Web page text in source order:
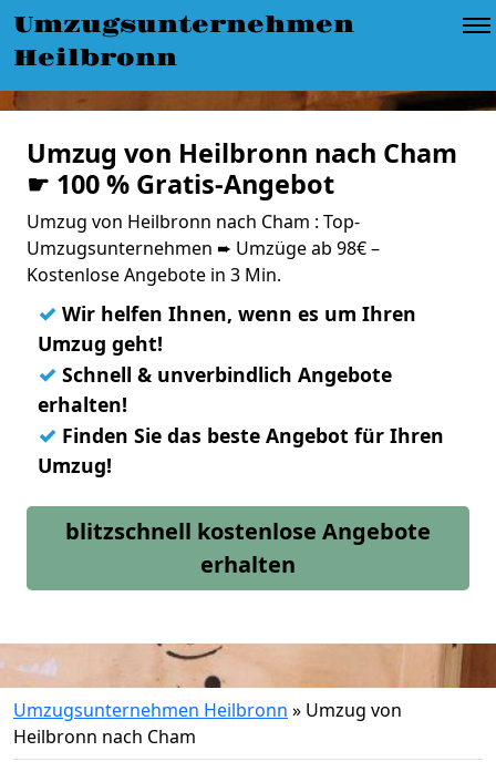
Umzugsunternehmen
Heilbronn
Umzug von Heilbronn nach Cham
☛ 100 % Gratis-Angebot
Umzug von Heilbronn nach Cham : Top-
Umzugsunternehmen ➨ Umzüge ab 98€ –
Kostenlose Angebote in 3 Min.
✓ Wir helfen Ihnen, wenn es um Ihren
Umzug geht!
✓ Schnell & unverbindlich Angebote
erhalten!
✓ Finden Sie das beste Angebot für Ihren
Umzug!
blitzschnell kostenlose Angebote
erhalten
Umzugsunternehmen Heilbronn » Umzug von
Heilbronn nach Cham